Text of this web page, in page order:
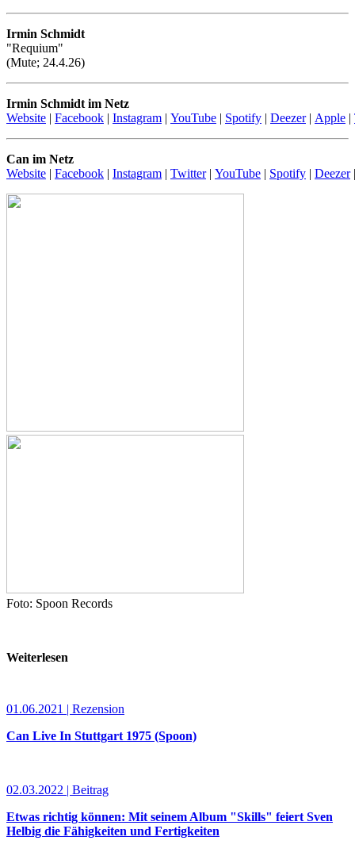
Irmin Schmidt
"Requium"
(Mute; 24.4.26)
Irmin Schmidt im Netz
Website | Facebook | Instagram | YouTube | Spotify | Deezer| Apple |
Can im Netz
Website | Facebook | Instagram | Twitter| YouTube | Spotify | Deezer
Foto: Spoon Records
Weiterlesen
01.06.2021 | Rezension
Can Live In Stuttgart 1975 (Spoon)
02.03.2022 | Beitrag
Etwas richtig können: Mit seinem Album "Skills" feiert Sven
Helbig die Fähigkeiten und Fertigkeiten